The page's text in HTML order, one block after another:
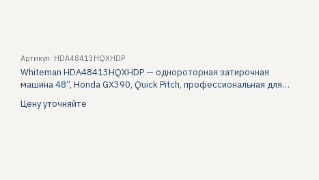
Артикул: HDA48413HQXHDP
Whiteman HDA48413HQXHDP — однороторная затирочная
машина 48”, Honda GX390, Quick Pitch, профессиональная для
Цену уточняйте